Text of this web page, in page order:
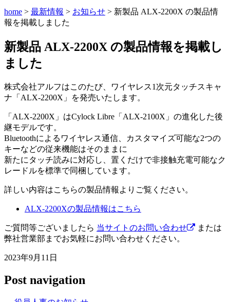
home > 最新情報 > お知らせ > 新製品 ALX-2200X の製品情
報を掲載しました
新製品 ALX-2200X の製品情報を掲載し
ました
株式会社アルフはこのたび、ワイヤレス1次元タッチスキャ
ナ「ALX-2200X」を発売いたします。
「ALX-2200X」はCylock Libre「ALX-2100X」の進化した後
継モデルです。
Bluetoothによるワイヤレス通信、カスタマイズ可能な2つの
キーなどの従来機能はそのままに
新たにタッチ読みに対応し、置くだけで非接触充電可能なク
レードルを標準で同梱しています。
詳しい内容はこちらの製品情報よりご覧ください。
ALX-2200Xの製品情報はこちら
ご質問等ございましたら 当サイトのお問い合わせ
または
弊社営業部までお気軽にお問い合わせください。
2023年9月11日
Post navigation